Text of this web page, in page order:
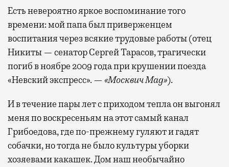
Лаунжи доступны на Ленинградском,
Павелецком, Казанском, Ярославском
Попасть в бизнес-залы
могут держатели карт Mir Supreme. Причем
не только в столице. Всего доступно более
1000 бизнес-залов по всему миру.
Есть невероятно яркое воспоминание того
времени: мой папа был приверженцем
воспитания через всякие трудовые работы (отец
Никиты — сенатор Сергей Тарасов, трагически
погиб в ноябре 2009 года при крушении поезда
«Невский экспресс». — «Москвич Mag»).
И в течение пары лет с приходом тепла он выгонял
меня по воскресеньям на этот самый канал
Грибоедова, где по-прежнему гуляют и гадят
собачки, но тогда не было культуры уборки
хозяевами какашек. Дом наш необычайно